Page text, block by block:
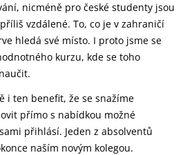
nicméně pro české studenty jsou
vzdálené. To, co je v zahraničí
hledá své místo. I proto jsme se
kurzu, kde se toho
i ten benefit, že se snažíme
přímo s nabídkou možné
přihlásí. Jeden z absolventů
naším novým kolegou.